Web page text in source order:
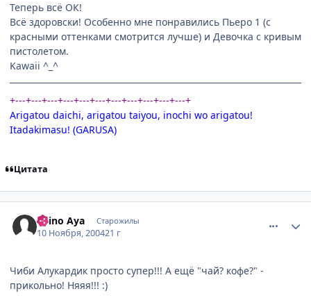
Теперь всё ОК!
Всё здоровски! Особенно мне понравились Пьеро 1 (с
красными оттенками смотрится лучше) и Девочка с кривым
пистолетом.
Kawaii ^_^
+---+---+---+---+---+---+---+---+---+---+---+
Arigatou daichi, arigatou taiyou, inochi wo arigatou!
Itadakimasu! (GARUSA)
Цитата
Shino Aya Старожилы
10 Ноября, 200421 г
Чиби Алукардик просто супер!!! А ещё "чай? кофе?" -
прикольно! Няяя!!! :)